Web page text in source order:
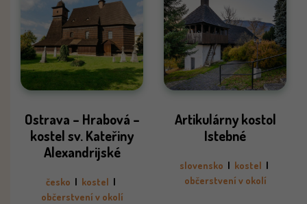
Ostrava – Hrabová –
kostel sv. Kateřiny
Alexandrijské
česko kostel
občerstvení v okolí
Artikulárny kostol
Istebné
slovensko kostel
občerstvení v okolí